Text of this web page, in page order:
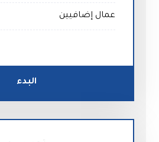
عمال إضافيين
البدء